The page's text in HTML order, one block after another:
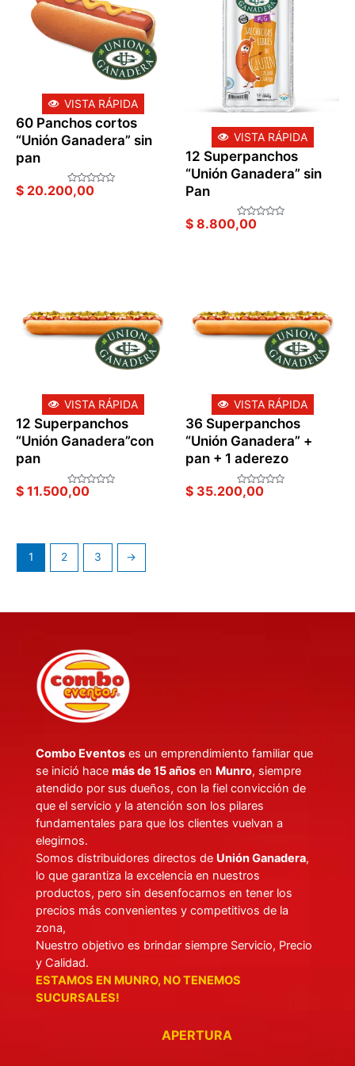
VISTA RÁPIDA
60 Panchos cortos
“Unión Ganadera” sin
pan
Valorado
en
$ 20.200,00
VISTA RÁPIDA
12 Superpanchos
“Unión Ganadera” sin
Pan
Valorado
en
$ 8.800,00
VISTA RÁPIDA
12 Superpanchos
“Unión Ganadera”con
pan
Valorado
en
$ 11.500,00
VISTA RÁPIDA
36 Superpanchos
“Unión Ganadera” +
pan + 1 aderezo
Valorado
en
$ 35.200,00
1 2 3 →
Combo Eventos es un emprendimiento familiar que
se inició hace más de 15 años en Munro, siempre
atendido por sus dueños, con la fiel convicción de
que el servicio y la atención son los pilares
fundamentales para que los clientes vuelvan a
elegirnos.
Somos distribuidores directos de Unión Ganadera,
lo que garantiza la excelencia en nuestros
productos, pero sin desenfocarnos en tener los
precios más convenientes y competitivos de la
zona,
Nuestro objetivo es brindar siempre Servicio, Precio
y Calidad.
ESTAMOS EN MUNRO, NO TENEMOS
SUCURSALES!
APERTURA